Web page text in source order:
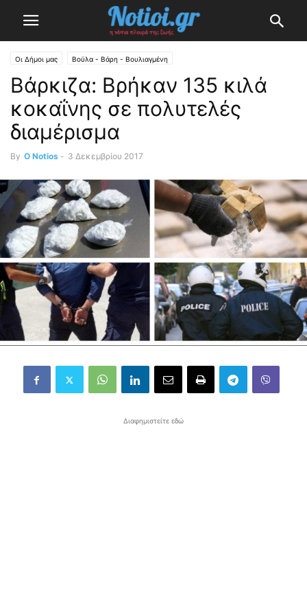
Οι Δήμοι μας Βούλα - Βάρη - Βουλιαγμένη
Βάρκιζα: Βρήκαν 135 κιλά
κοκαΐνης σε πολυτελές
διαμέρισμα
By O Notios - 3 Δεκεμβρίου 2017
Διαφημιστείτε εδώ